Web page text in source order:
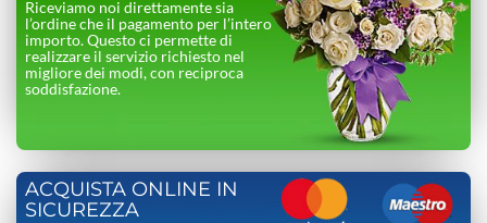
Riceviamo noi direttamente sia
l’ordine che il pagamento per l’intero
importo. Questo ci permette di
realizzare il servizio richiesto nel
migliore dei modi, con reciproca
soddisfazione.
ACQUISTA ONLINE IN
SICUREZZA